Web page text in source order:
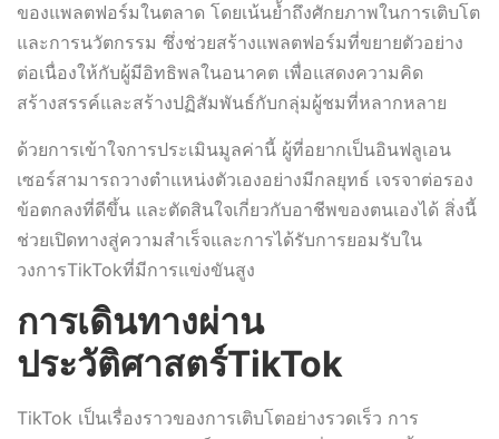
ของแพลตฟอร์มในตลาด โดยเน้นย้ำถึงศักยภาพในการเติบโต
และการนวัตกรรม ซึ่งช่วยสร้างแพลตฟอร์มที่ขยายตัวอย่าง
ต่อเนื่องให้กับผู้มีอิทธิพลในอนาคต เพื่อแสดงความคิด
สร้างสรรค์และสร้างปฏิสัมพันธ์กับกลุ่มผู้ชมที่หลากหลาย
ด้วยการเข้าใจการประเมินมูลค่านี้ ผู้ที่อยากเป็นอินฟลูเอน
เซอร์สามารถวางตำแหน่งตัวเองอย่างมีกลยุทธ์ เจรจาต่อรอง
ข้อตกลงที่ดีขึ้น และตัดสินใจเกี่ยวกับอาชีพของตนเองได้ สิ่งนี้
ช่วยเปิดทางสู่ความสำเร็จและการได้รับการยอมรับใน
วงการTikTokที่มีการแข่งขันสูง
การเดินทางผ่าน
ประวัติศาสตร์TikTok
TikTok เป็นเรื่องราวของการเติบโตอย่างรวดเร็ว การ